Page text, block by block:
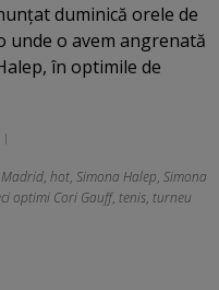
duminică orele de
unde o avem angrenată
în optimile de
, hot, Simona Halep, Simona
optimi Cori Gauff, tenis, turneu